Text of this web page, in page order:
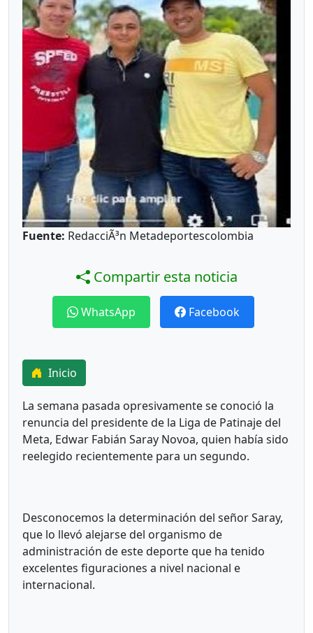
Fuente: RedacciÃ³n Metadeportescolombia
Compartir esta noticia
WhatsApp Facebook
Inicio
La semana pasada opresivamente se conoció la
renuncia del presidente de la Liga de Patinaje del
Meta, Edwar Fabián Saray Novoa, quien había sido
reelegido recientemente para un segundo.
Desconocemos la determinación del señor Saray,
que lo llevó alejarse del organismo de
administración de este deporte que ha tenido
excelentes figuraciones a nivel nacional e
internacional.